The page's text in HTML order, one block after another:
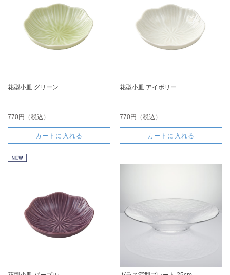
花型小皿 グリーン
770円（税込）
カートに入れる
花型小皿 アイボリー
770円（税込）
カートに入れる